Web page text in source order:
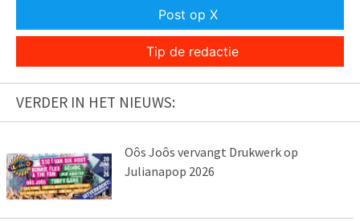
Post op X
Tip de redactie
VERDER IN HET NIEUWS:
Oôs Joôs vervangt Drukwerk op
Julianapop 2026